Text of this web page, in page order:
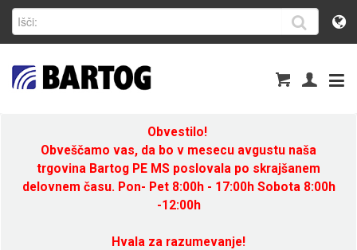
Obvestilo!
Obveščamo vas, da bo v mesecu avgustu naša
trgovina Bartog PE MS poslovala po skrajšanem
delovnem času. Pon- Pet 8:00h - 17:00h Sobota 8:00h
-12:00h
Hvala za razumevanje!